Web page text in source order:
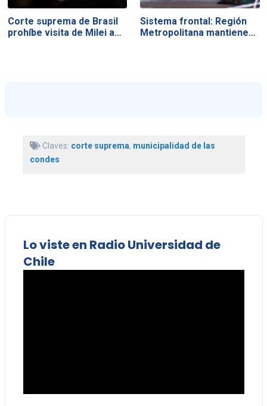
Corte suprema de Brasil
prohíbe visita de Milei a…
Sistema frontal: Región
Metropolitana mantiene…
Claves: corte suprema, municipalidad de las
condes
Lo viste en Radio Universidad de
Chile